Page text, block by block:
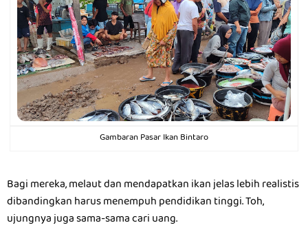
Gambaran Pasar Ikan Bintaro
Bagi mereka, melaut dan mendapatkan ikan jelas lebih realistis
dibandingkan harus menempuh pendidikan tinggi. Toh,
ujungnya juga sama-sama cari uang.